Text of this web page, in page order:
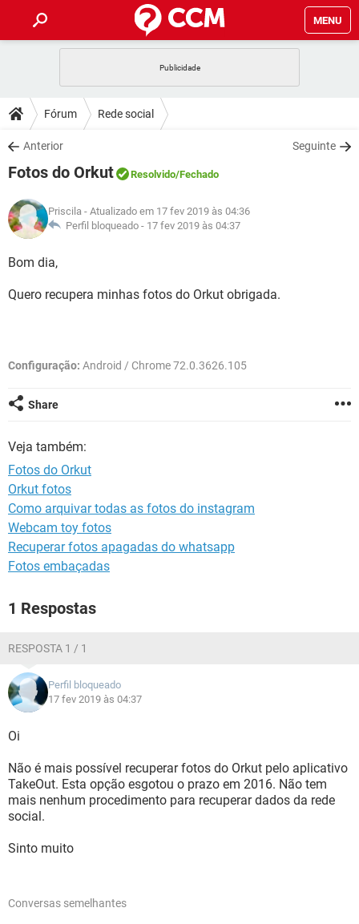
MENU
CELULAR
OUTLOOK
INSTAGRAM GMAIL
GUIA DE COMPRAS
DICAS
JOGOS
INSTAGRAM GMAIL
GUIA DE COMPRAS
DOWNLOADS
JOGOS WHATSAPP
CELULAR
OUTLOOK EXCEL
INSTAGRAM
JOGOS WHATSAPP
CELULAR
OUTLOOK
INSTAGRAM GMAIL
GLOSSÁRIO
JOGOS
GUIA DE COMPRAS
Fórum Rede social
Anterior Seguinte
Fotos do Orkut Resolvido/Fechado
Priscila - Atualizado em 17 fev 2019 às 04:36
Perfil bloqueado - 17 fev 2019 às 04:37
Bom dia,
Quero recupera minhas fotos do Orkut obrigada.
Configuração: Android / Chrome 72.0.3626.105
Share
Veja também:
Fotos do Orkut
Orkut fotos
Como arquivar todas as fotos do instagram
Webcam toy fotos
Recuperar fotos apagadas do whatsapp
Fotos embaçadas
1 Respostas
RESPOSTA 1 / 1
Perfil bloqueado
17 fev 2019 às 04:37
Oi
Não é mais possível recuperar fotos do Orkut pelo aplicativo
TakeOut. Esta opção esgotou o prazo em 2016. Não tem
mais nenhum procedimento para recuperar dados da rede
social.
Sinto muito
Conversas semelhantes